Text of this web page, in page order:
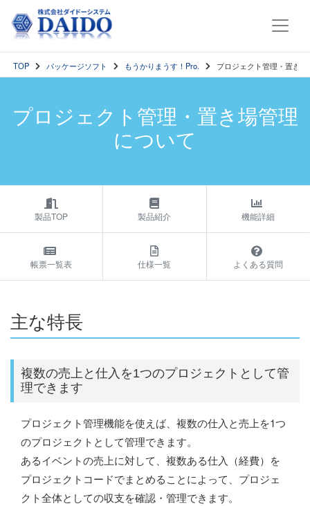
TOP パッケージソフト もうかりまうす！Pro. プロジェクト管理・置き
プロジェクト管理・置き場管理
について
製品TOP 製品紹介 機能詳細
帳票一覧表 仕様一覧 よくある質問
主な特長
複数の売上と仕入を1つのプロジェクトとして管
理できます
プロジェクト管理機能を使えば、複数の仕入と売上を1つ
のプロジェクトとして管理できます。
あるイベントの売上に対して、複数ある仕入（経費）を
プロジェクトコードでまとめることによって、プロジェ
クト全体としての収支を確認・管理できます。